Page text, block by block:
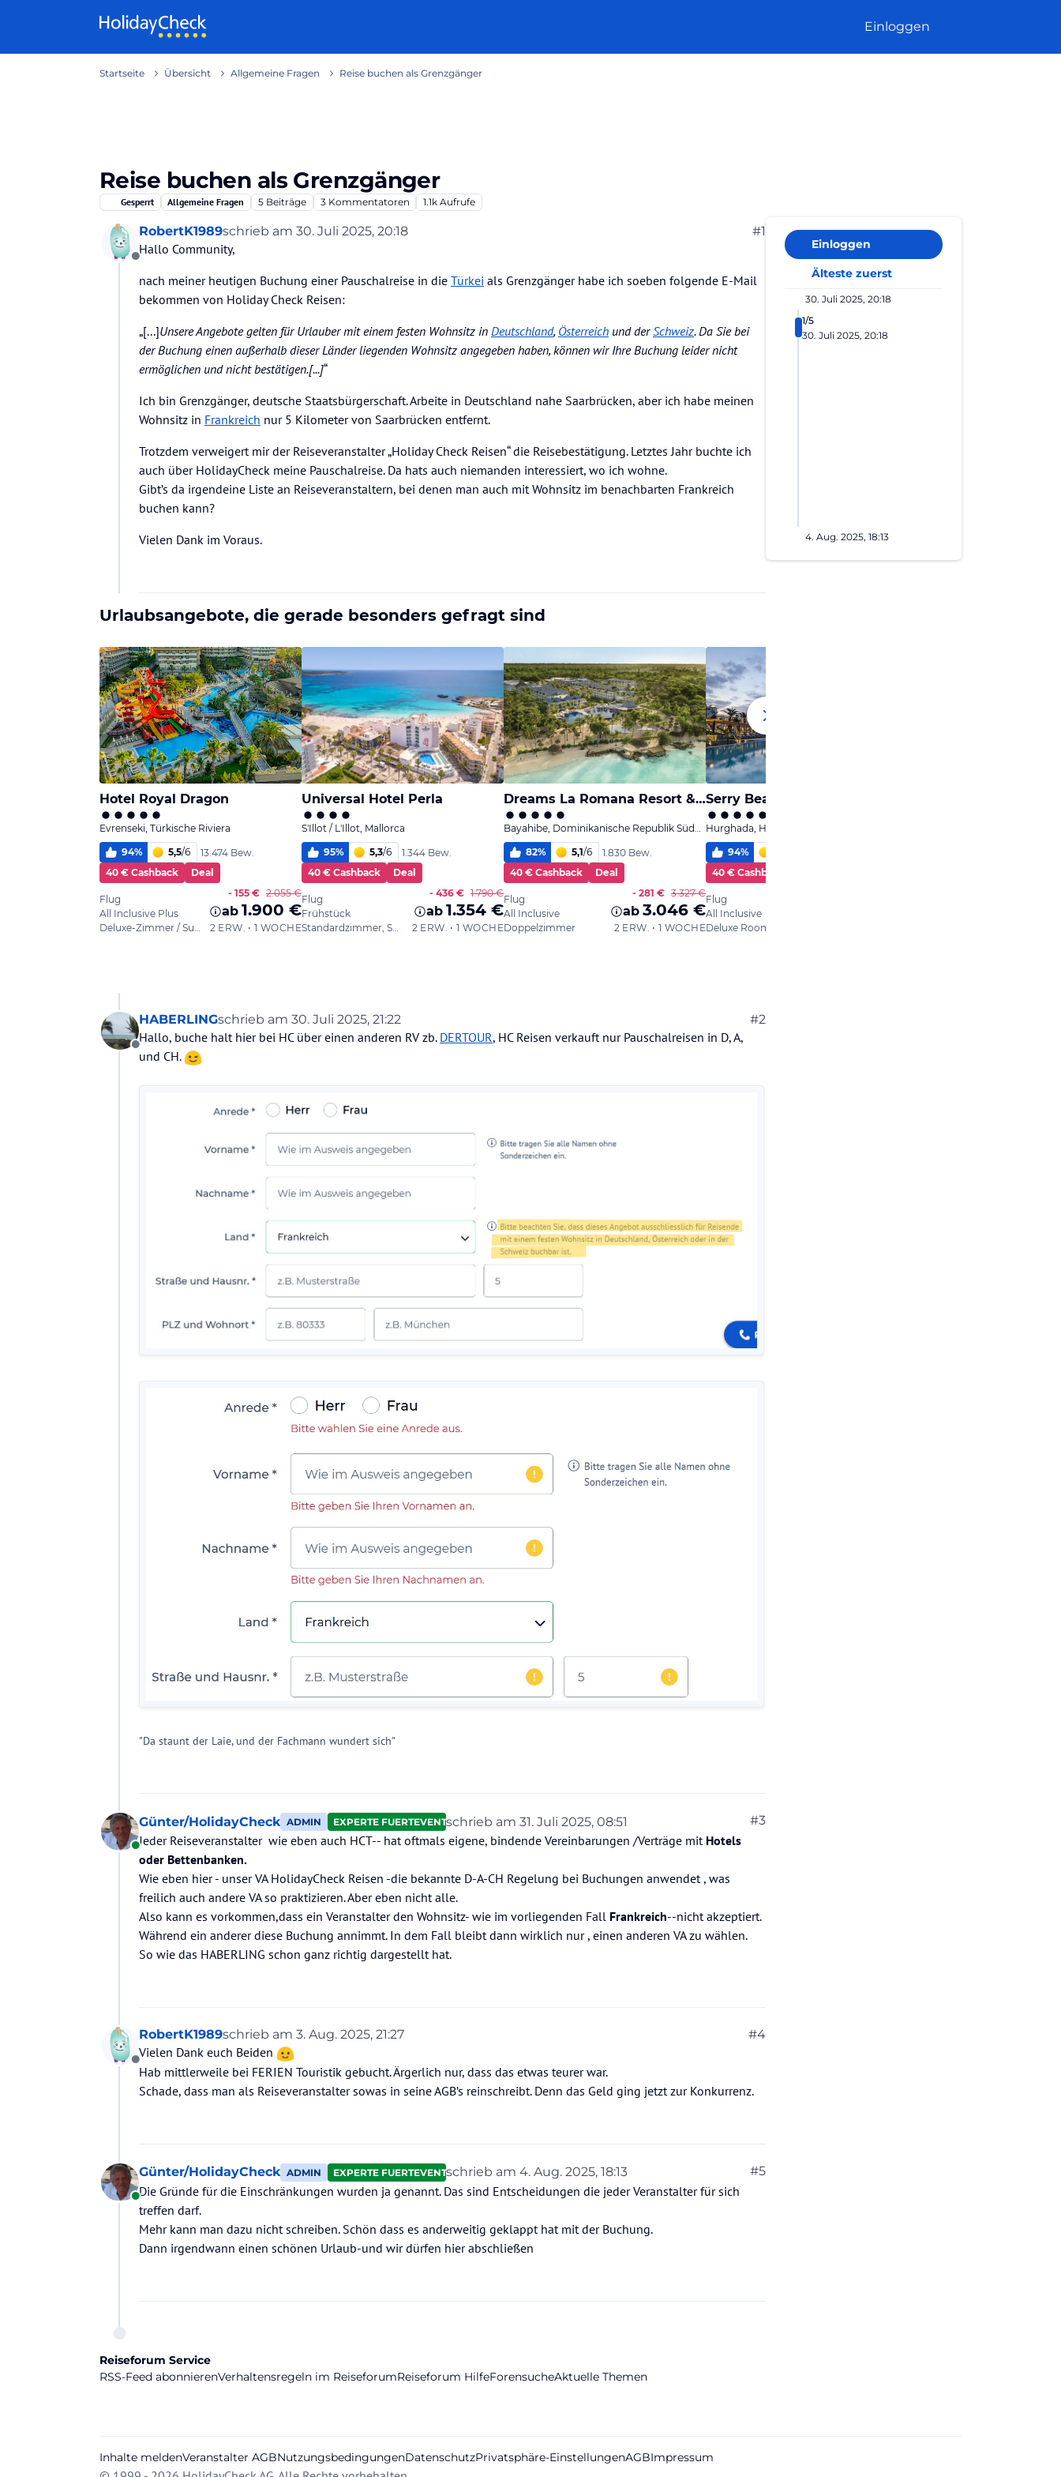
Einloggen
Startseite Übersicht Allgemeine Fragen Reise buchen als Grenzgänger
Reise buchen als Grenzgänger
Gesperrt Allgemeine Fragen 5 Beiträge 3 Kommentatoren 1.1k Aufrufe
Offline
RobertK1989schrieb am 30. Juli 2025, 20:18
zuletzt editiert von #1
Hallo Community,
nach meiner heutigen Buchung einer Pauschalreise in die Türkei als Grenzgänger habe ich soeben folgende E-Mail
bekommen von Holiday Check Reisen:
„[...]Unsere Angebote gelten für Urlauber mit einem festen Wohnsitz in Deutschland, Österreich und derSchweiz. Da Sie bei
der Buchung einen außerhalb dieser Länder liegenden Wohnsitz angegeben haben, können wir Ihre Buchung leider nicht
ermöglichen und nicht bestätigen.[...]“
Ich bin Grenzgänger, deutsche Staatsbürgerschaft. Arbeite in Deutschland nahe Saarbrücken, aber ich habe meinen
Wohnsitz in Frankreich nur 5 Kilometer von Saarbrücken entfernt.
Trotzdem verweigert mir der Reiseveranstalter „Holiday Check Reisen“ die Reisebestätigung. Letztes Jahr buchte ich
auch über HolidayCheck meine Pauschalreise. Da hats auch niemanden interessiert, wo ich wohne.
Gibt’s da irgendeine Liste an Reiseveranstaltern, bei denen man auch mit Wohnsitz im benachbarten Frankreich
buchen kann?
Vielen Dank im Voraus.
Offline
HABERLINGschrieb am 30. Juli 2025, 21:22
zuletzt editiert von #2
Hallo, buche halt hier bei HC über einen anderen RV zb. DERTOUR, HC Reisen verkauft nur Pauschalreisen in D, A,
und CH.
"Da staunt der Laie, und der Fachmann wundert sich"
Online
Günter/HolidayCheck ADMIN EXPERTE FUERTEVENTURAschrieb am 31. Juli 2025, 08:51
zuletzt editiert von Günter/HolidayCheck
#3
Jeder Reiseveranstalter wie eben auch HCT-- hat oftmals eigene, bindende Vereinbarungen /Verträge mit Hotels
oder Bettenbanken.
Wie eben hier - unser VA HolidayCheck Reisen -die bekannte D-A-CH Regelung bei Buchungen anwendet , was
freilich auch andere VA so praktizieren. Aber eben nicht alle.
Also kann es vorkommen,dass ein Veranstalter den Wohnsitz- wie im vorliegenden Fall Frankreich--nicht akzeptiert.
Während ein anderer diese Buchung annimmt. In dem Fall bleibt dann wirklich nur , einen anderen VA zu wählen.
So wie das HABERLING schon ganz richtig dargestellt hat.
Offline
RobertK1989schrieb am 3. Aug. 2025, 21:27
zuletzt editiert von #4
Vielen Dank euch Beiden
Hab mittlerweile bei FERIEN Touristik gebucht. Ärgerlich nur, dass das etwas teurer war.
Schade, dass man als Reiseveranstalter sowas in seine AGB’s reinschreibt. Denn das Geld ging jetzt zur Konkurrenz.
Online
Günter/HolidayCheck ADMIN EXPERTE FUERTEVENTURAschrieb am 4. Aug. 2025, 18:13
zuletzt editiert von
#5
Die Gründe für die Einschränkungen wurden ja genannt. Das sind Entscheidungen die jeder Veranstalter für sich
treffen darf.
Mehr kann man dazu nicht schreiben. Schön dass es anderweitig geklappt hat mit der Buchung.
Dann irgendwann einen schönen Urlaub-und wir dürfen hier abschließen
Einloggen
Älteste zuerst
30. Juli 2025, 20:18
1/5
30. Juli 2025, 20:18
4. Aug. 2025, 18:13
Reiseforum Service
RSS-Feed abonnierenVerhaltensregeln im ReiseforumReiseforum HilfeForensucheAktuelle Themen
Inhalte meldenVeranstalter AGBNutzungsbedingungenDatenschutzPrivatsphäre-EinstellungenAGBImpressum